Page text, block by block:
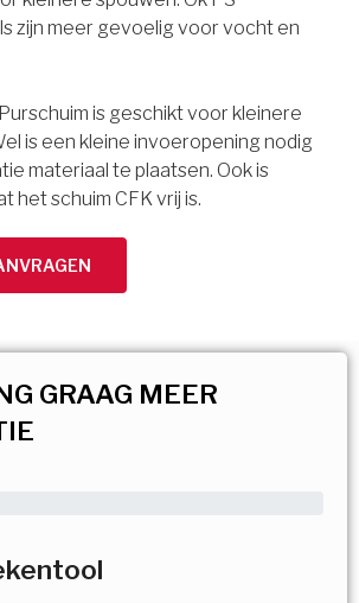
zijn meer gevoelig voor vocht en
is geschikt voor kleinere
is een kleine invoeropening nodig
materiaal te plaatsen. Ook is
het schuim CFK vrij is.
GRAAG MEER